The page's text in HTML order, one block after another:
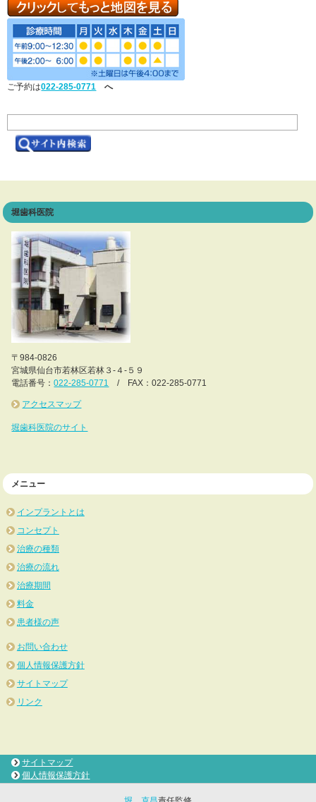
ご予約は022-285-0771 へ
堀歯科医院
〒984-0826
宮城県仙台市若林区若林３-４-５９
電話番号：022-285-0771 / FAX：022-285-0771
アクセスマップ
堀歯科医院のサイト
メニュー
インプラントとは
コンセプト
治療の種類
治療の流れ
治療期間
料金
患者様の声
お問い合わせ
個人情報保護方針
サイトマップ
リンク
サイトマップ
個人情報保護方針